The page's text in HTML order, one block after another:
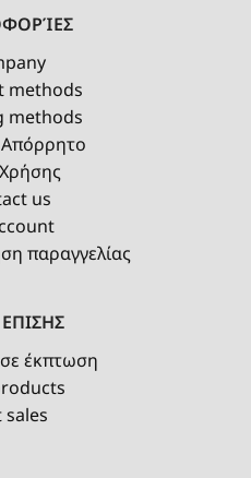
methods
methods
Απόρρητο
us
παραγγελίας
έκπτωση
sales